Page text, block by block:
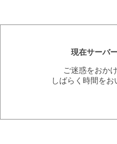
現在サーバ
ご迷惑をおか
しばらく時間を